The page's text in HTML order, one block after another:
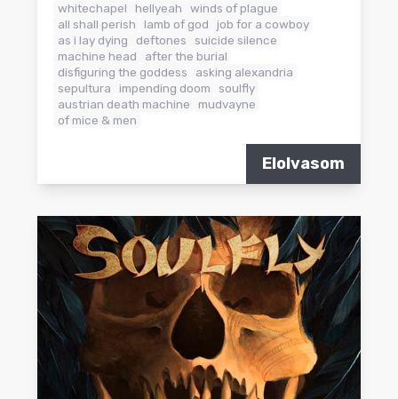
whitechapel hellyeah
winds of plague
all shall perish
lamb of god
job for a cowboy
as i lay dying
deftones
suicide silence
machine head
after the burial
disfiguring the goddess
asking alexandria
sepultura
impending doom
soulfly
austrian death machine
mudvayne
of mice & men
Elolvasom